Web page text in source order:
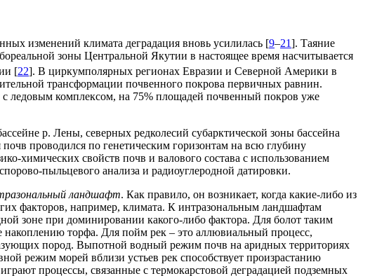
изменений климата деградация вновь усилилась [9–21]. Таяние
зоны Центральной Якутии в настоящее время насчитывается
[22]. В циркумполярных регионах Евразии и Северной Америки в
трансформации почвенного покрова первичных равнин.
ледовым комплексом, на 75% площадей почвенный покров уже
р. Лены, северных редколесий субарктической зоны бассейна
проводился по генетическим горизонтам на всю глубину
химических свойств почв и валового состава с использованием
пыльцевого анализа и радиоуглеродной датировки.
ландшафт. Как правило, он возникает, когда какие-либо из
факторов, например, климата. К интразональным ландшафтам
зоне при доминировании какого-либо фактора. Для болот таким
накоплению торфа. Для пойм рек – это аллювиальный процесс,
пород. Выпотной водный режим почв на аридных территориях
режим морей вблизи устьев рек способствует произрастанию
процессы, связанные с термокарстовой деградацией подземных